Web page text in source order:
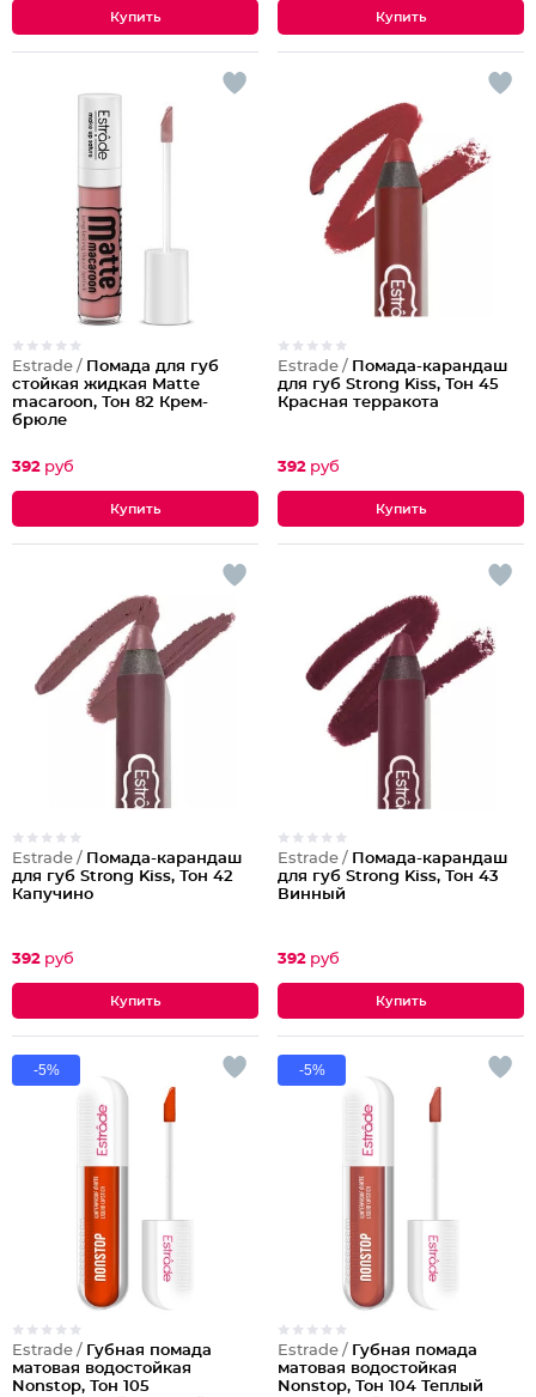
Estrade / Помада для губ
стойкая жидкая Matte
macaroon, Тон 82 Крем-
брюле
392 руб
Estrade / Помада-карандаш
для губ Strong Kiss, Тон 45
Красная терракота
392 руб
Estrade / Помада-карандаш
для губ Strong Kiss, Тон 42
Капучино
392 руб
Estrade / Помада-карандаш
для губ Strong Kiss, Тон 43
Винный
392 руб
-5%
Estrade / Губная помада
матовая водостойкая
Nonstop, Тон 105
-5%
Estrade / Губная помада
матовая водостойкая
Nonstop, Тон 104 Теплый